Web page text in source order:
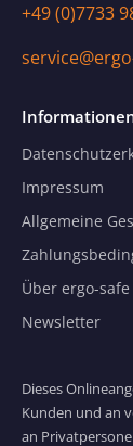
+49 (0)7733
Impressum
Allgemeine
Über ergo-safe
Newsletter
Dieses
Kunden und an
an